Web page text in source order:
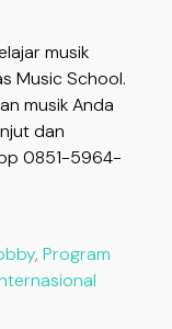
musik
Music School.
musik Anda
dan
0851-5964-
, Program